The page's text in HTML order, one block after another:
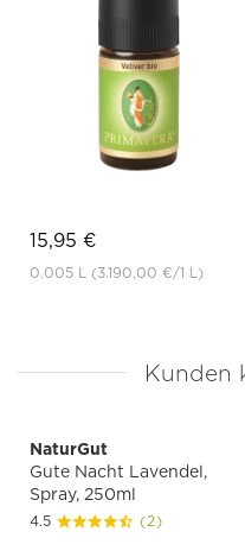
15,95 €
0.005 L (3.190,00 €/1 L)
Kunden
NaturGut
Gute Nacht Lavendel,
Spray, 250ml
4.5 (2)